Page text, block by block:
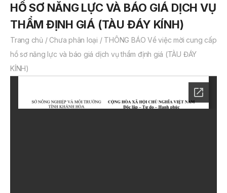
HỒ SƠ NĂNG LỰC VÀ BÁO GIÁ DỊCH VỤ
THẨM ĐỊNH GIÁ (TÀU ĐÁY KÍNH)
Trang chủ / Chưa phân loại / THÔNG BÁO Về việc mời cung cấp
hồ sơ năng lực và báo giá dịch vụ thẩm định giá (TÀU ĐÁY
KÍNH)